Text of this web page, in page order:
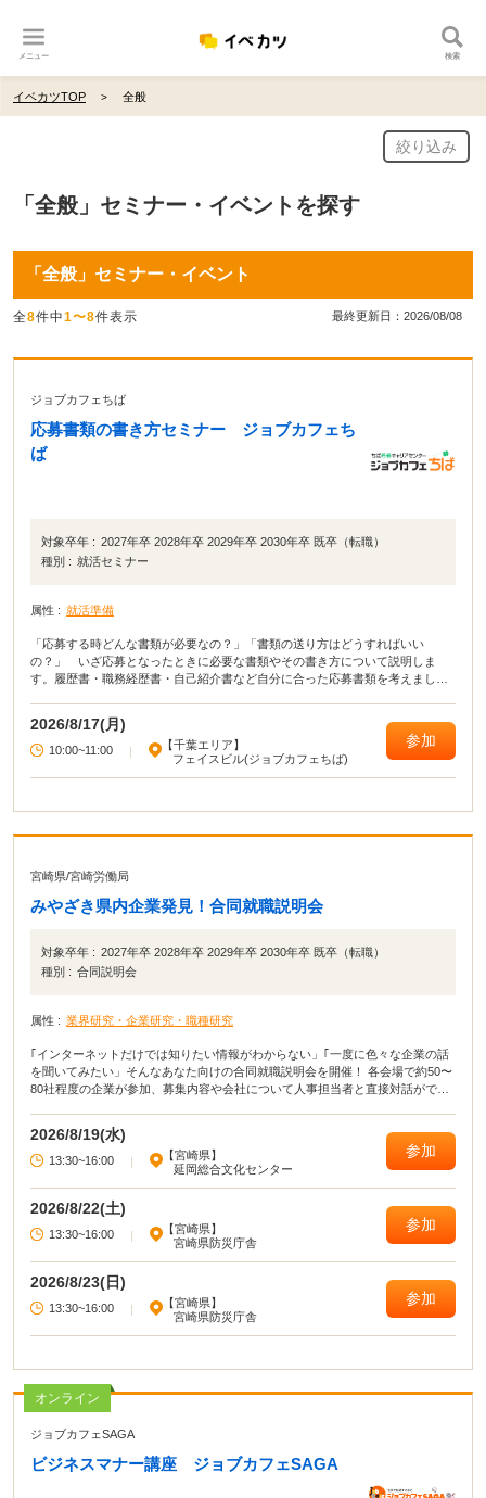
メニュー 検索
絞り込み
イベカツTOP 全般
「全般」セミナー・イベントを探す
「全般」セミナー・イベント
全8件中1〜8件表示 最終更新日：2026/08/08
ジョブカフェちば
応募書類の書き方セミナー ジョブカフェち
ば
対象卒年 : 2027年卒 2028年卒 2029年卒 2030年卒 既卒（転職）
種別 : 就活セミナー
属性 : 就活準備
「応募する時どんな書類が必要なの？」「書類の送り方はどうすればいい
の？」 いざ応募となったときに必要な書類やその書き方について説明しま
す。履歴書・職務経歴書・自己紹介書など自分に合った応募書類を考えましょ
2026/8/17(月)
10:00~11:00 |
【千葉エリア】
フェイスビル(ジョブカフェちば)
参加
宮崎県/宮崎労働局
みやざき県内企業発見！合同就職説明会
対象卒年 : 2027年卒 2028年卒 2029年卒 2030年卒 既卒（転職）
種別 : 合同説明会
属性 : 業界研究・企業研究・職種研究
｢インターネットだけでは知りたい情報がわからない」｢一度に色々な企業の話
を聞いてみたい」そんなあなた向けの合同就職説明会を開催！ 各会場で約50〜
80社程度の企業が参加、募集内容や会社について人事担当者と直接対話ができ
2026/8/19(水)
13:30~16:00 |
【宮崎県】
延岡総合文化センター
参加
2026/8/22(土)
13:30~16:00 |
【宮崎県】
宮崎県防災庁舎
参加
2026/8/23(日)
13:30~16:00 |
【宮崎県】
宮崎県防災庁舎
参加
オンライン
ジョブカフェSAGA
ビジネスマナー講座 ジョブカフェSAGA